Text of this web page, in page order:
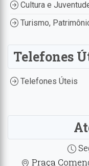
Cultura e
Turismo,
Telefones
Telefones Úteis
Praça